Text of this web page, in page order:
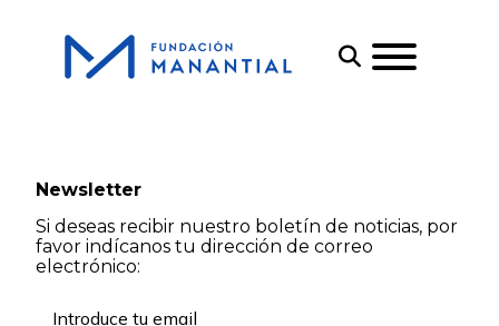
Newsletter
Si deseas recibir nuestro boletín de noticias, por
favor indícanos tu dirección de correo
electrónico: